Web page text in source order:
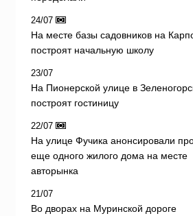
24/07
На месте базы садовников на
построят начальную школу
23/07
На Пионерской улице в
построят гостиницу
22/07
На улице Фучика анонсировали
еще одного жилого дома на месте
авторынка
21/07
Во дворах на Муринской дороге